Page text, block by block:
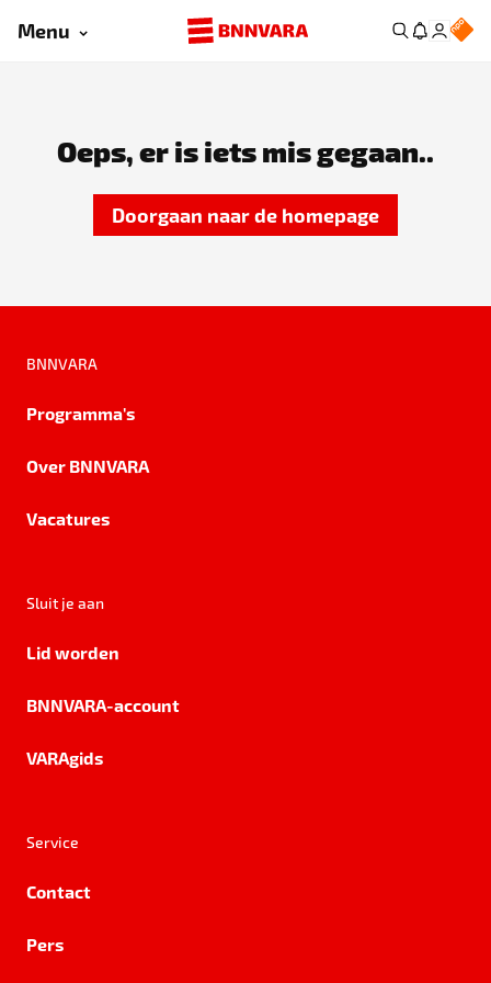
Menu
Oeps, er is iets mis gegaan..
Doorgaan naar de homepage
BNNVARA
Programma's
Over BNNVARA
Vacatures
Sluit je aan
Lid worden
BNNVARA-account
VARAgids
Service
Contact
Pers